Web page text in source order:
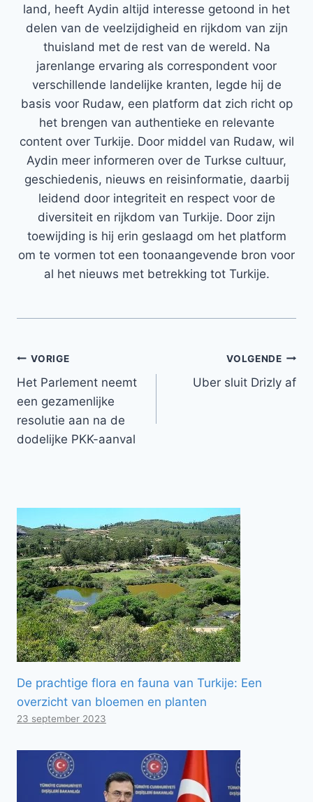
land, heeft Aydin altijd interesse getoond in het
delen van de veelzijdigheid en rijkdom van zijn
thuisland met de rest van de wereld. Na
jarenlange ervaring als correspondent voor
verschillende landelijke kranten, legde hij de
basis voor Rudaw, een platform dat zich richt op
het brengen van authentieke en relevante
content over Turkije. Door middel van Rudaw, wil
Aydin meer informeren over de Turkse cultuur,
geschiedenis, nieuws en reisinformatie, daarbij
leidend door integriteit en respect voor de
diversiteit en rijkdom van Turkije. Door zijn
toewijding is hij erin geslaagd om het platform
om te vormen tot een toonaangevende bron voor
al het nieuws met betrekking tot Turkije.
Bericht
navigatie
VORIGE
Het Parlement neemt
een gezamenlijke
resolutie aan na de
dodelijke PKK-aanval
VOLGENDE
Uber sluit Drizly af
De prachtige flora en fauna van Turkije: Een
overzicht van bloemen en planten
23 september 2023